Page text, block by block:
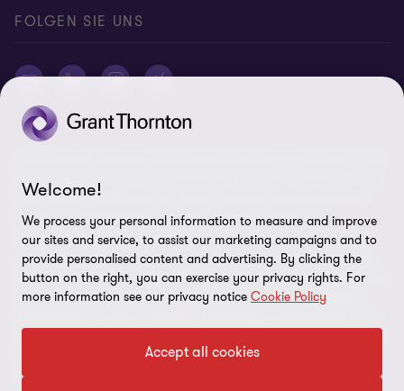
FOLGEN SIE UNS
Rechte vorbehalten. „Grant Thornton“ bezieht sich auf die Marke,
unter der Mitgliedsfirmen der Grant Thornton International Ltd
(„GTIL“), je nach Kontext eine oder mehrere, Prüfungs-,
Steuerberatungs- und andere Beratungs-leistungen (insgesamt
„Leistungen“) für ihre Mandanten erbringen. Die Grant Thornton
AG Wirtschaftsprüfungsgesellschaft ist die deutsche Mitgliedsfirma
von GTIL. GTIL und deren Mitgliedsfirmen sind keine weltweite
unabhängig von GTIL oder anderen Mitgliedsfirmen. Als operativ
nicht tätige Dachorganisation erbringt GTIL keine Leistungen
Welcome!
We process your personal information to measure and improve
our sites and service, to assist our marketing campaigns and to
provide personalised content and advertising. By clicking the
button on the right, you can exercise your privacy rights. For
more information see our privacy notice Cookie Policy
Accept all cookies